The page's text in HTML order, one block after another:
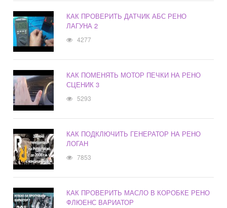
КАК ПРОВЕРИТЬ ДАТЧИК АБС РЕНО
ЛАГУНА 2
4277
КАК ПОМЕНЯТЬ МОТОР ПЕЧКИ НА РЕНО
СЦЕНИК 3
5293
КАК ПОДКЛЮЧИТЬ ГЕНЕРАТОР НА РЕНО
ЛОГАН
7853
КАК ПРОВЕРИТЬ МАСЛО В КОРОБКЕ РЕНО
ФЛЮЕНС ВАРИАТОР